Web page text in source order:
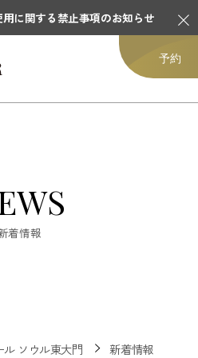
に関する禁止事項のお知らせ
予約
着情報
ソウル東大門
新着情報